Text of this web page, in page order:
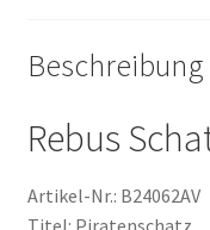
Beschreibung
Rebus
Artikel-Nr.: B24062AV